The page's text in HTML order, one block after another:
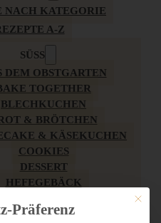
NACH KATEGORIE
A-Z
SÜSS
DEM OBSTGARTEN
TOGETHER
BLECHKUCHEN
& BRÖTCHEN
& KÄSEKUCHEN
COOKIES
DESSERT
HEFEGEBÄCK
KUCHEN
Mit
Präferenz